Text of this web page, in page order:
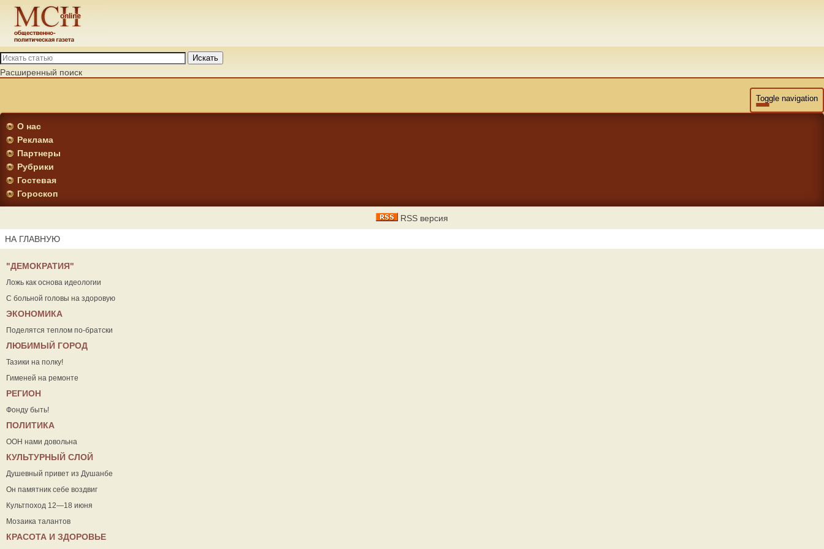
Искать
Расширенный поиск
Toggle navigation
О нас
Реклама
Партнеры
Рубрики
Гостевая
Гороскоп
RSS версия
НА ГЛАВНУЮ
"ДЕМОКРАТИЯ"
Ложь как основа идеологии
С больной головы на здоровую
ЭКОНОМИКА
Поделятся теплом по-братски
ЛЮБИМЫЙ ГОРОД
Тазики на полку!
Гименей на ремонте
РЕГИОН
Фонду быть!
ПОЛИТИКА
ООН нами довольна
КУЛЬТУРНЫЙ СЛОЙ
Душевный привет из Душанбе
Он памятник себе воздвиг
Культпоход 12—18 июня
Мозаика талантов
КРАСОТА И ЗДОРОВЬЕ